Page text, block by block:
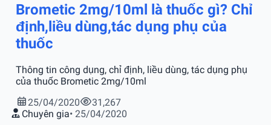
Brometic 2mg/10ml là thuốc gì? Chỉ
định,liều dùng,tác dụng phụ của
thuốc
Thông tin công dụng, chỉ định, liều dùng, tác dụng phụ
của thuốc Brometic 2mg/10ml
25/04/2020
31,267
Chuyên gia• 25/04/2020